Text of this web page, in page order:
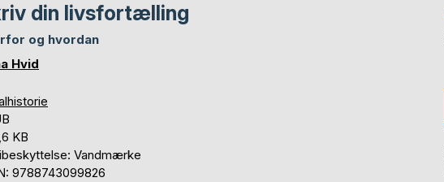
din livsfortælling
og hvordan
Hvid
KB
Vandmærke
9788743099826